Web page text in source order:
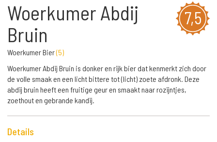
7,5
Woerkumer Abdij
Bruin
Woerkumer Bier(5)
Woerkumer Abdij Bruin is donker en rijk bier dat kenmerkt zich door
de volle smaak en een licht bittere tot (licht) zoete afdronk. Deze
abdij bruin heeft een fruitige geur en smaakt naar rozijntjes,
zoethout en gebrande kandij.
Details